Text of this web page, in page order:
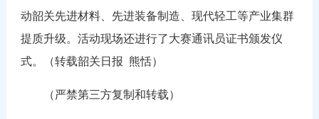
动韶关先进材料、先进装备制造、现代轻工等产业集群
提质升级。活动现场还进行了大赛通讯员证书颁发仪
式。（转载韶关日报 熊恬）
（严禁第三方复制和转载）